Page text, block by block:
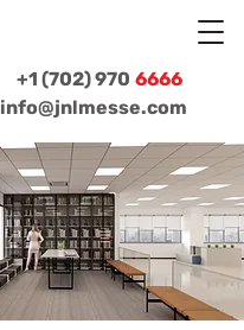
+1 (702) 970 6666
info@jnlmesse.com